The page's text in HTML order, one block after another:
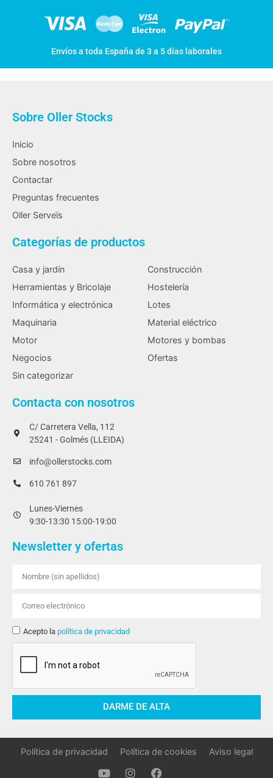
Envíos a toda España de 3 a 5 días laborales
Sobre Oller Stocks
Inicio
Sobre nosotros
Contactar
Preguntas frecuentes
Oller Serveïs
Categorías de productos
Casa y jardín
Construcción
Herramientas y Bricolaje
Hostelería
Informática y electrónica
Lotes
Maquinaria
Material eléctrico
Motor
Motores y bombas
Negocios
Ofertas
Sin categorizar
Contacta con nosotros
C/ Carretera Vella, 112
25241 - Golmés (LLEIDA)
info@ollerstocks.com
610 761 897
Lunes-Viernes
9:30-13:30 15:00-19:00
Newsletter y ofertas
Acepto la política de privacidad
DARME DE ALTA
Política de privacidad Política de cookies Aviso legal